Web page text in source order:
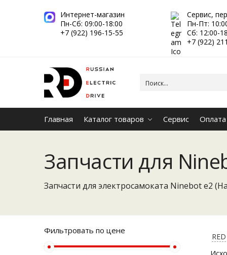
Интернет-магазин
Пн-Сб: 09:00-18:00
+7 (922) 196-15-55
Сервис,
Пн-Пт:
Сб: 12:00-
+7 (922)
Главная Каталог товаров Сервис
Запчасти для
Запчасти для электросамоката Ninebot e2
Фильтровать по цене